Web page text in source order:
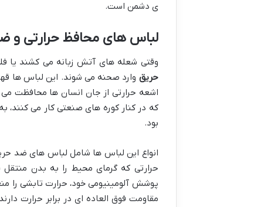
ی دشمن است.
لباس های محافظ حرارتی و
وقتی شعله های آتش زبانه می کشند یا
حریق وارد صحنه می شوند. این لباس ها
اشعه حرارتی از جان انسان ها محافظت می
که در کنار کوره های صنعتی کار می کنند،
بود.